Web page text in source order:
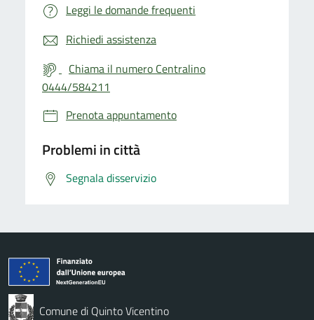
Leggi le domande frequenti
Richiedi assistenza
Chiama il numero Centralino
0444/584211
Prenota appuntamento
Problemi in città
Segnala disservizio
Comune di Quinto Vicentino